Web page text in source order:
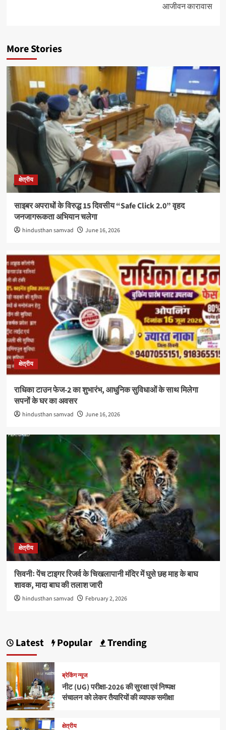
आजीवन कारावास
More Stories
क्षेत्रीय
साइबर अपराधों के विरुद्ध 15 दिवसीय “Safe Click 2.0” वृहद
जनजागरूकता अभियान चलेगा
hindusthan samvad June 16, 2026
क्षेत्रीय
राधिका टाउन फेज-2 का शुभारंभ, आधुनिक सुविधाओं के साथ मिलेगा
सपनों के घर का अवसर
hindusthan samvad June 16, 2026
क्षेत्रीय
सिवनीः पेंच टाइगर रिजर्व के चिखलापानी मंदिर में घुसे छह माह के बाघ
शावक, मादा बाघ की तलाश जारी
hindusthan samvad February 2, 2026
Latest Popular Trending
ब्रेकिंग न्यूज
नीट (UG) परीक्षा-2026 की सुरक्षा एवं निष्पक्ष
संचालन को लेकर तैयारियों की व्यापक समीक्षा
क्षेत्रीय